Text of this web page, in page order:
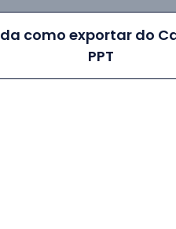
como exportar do
PPT